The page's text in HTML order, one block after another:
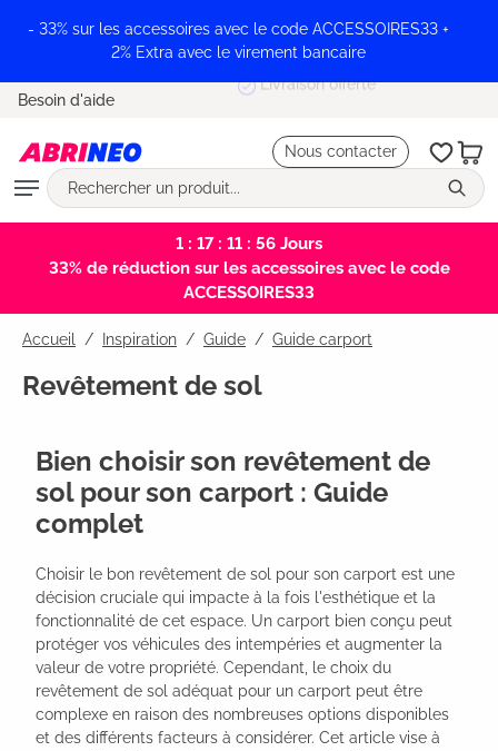
principal
- 33% sur les accessoires avec le code ACCESSOIRES33 +
2% Extra avec le virement bancaire
Besoin d'aide
Nous contacter
1 : 17 : 11 : 56 Jours
33% de réduction sur les accessoires avec le code
ACCESSOIRES33
Accueil Inspiration / Guide / Guide carport
Revêtement de sol
Bien choisir son revêtement de
sol pour son carport : Guide
complet
Choisir le bon revêtement de sol pour son carport est une
décision cruciale qui impacte à la fois l'esthétique et la
fonctionnalité de cet espace. Un carport bien conçu peut
protéger vos véhicules des intempéries et augmenter la
valeur de votre propriété. Cependant, le choix du
revêtement de sol adéquat pour un carport peut être
complexe en raison des nombreuses options disponibles
et des différents facteurs à considérer. Cet article vise à